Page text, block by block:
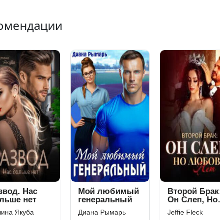
Нас
нет
Якуба
Мой любимый
генеральный
Диана Рымарь
Второй
Он Слеп, Но
Любовь Нет
Jeffie Fleck